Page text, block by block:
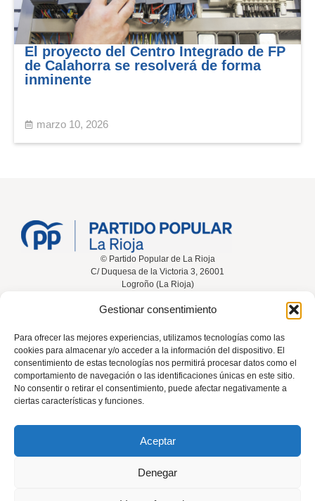
Gestionar consentimiento
Para ofrecer las mejores experiencias, utilizamos tecnologías como las
cookies para almacenar y/o acceder a la información del dispositivo. El
consentimiento de estas tecnologías nos permitirá procesar datos como el
comportamiento de navegación o las identificaciones únicas en este sitio.
No consentir o retirar el consentimiento, puede afectar negativamente a
ciertas características y funciones.
Aceptar
Denegar
El proyecto del Centro Integrado de FP
de Calahorra se resolverá de forma
inminente
marzo 10, 2026
© Partido Popular de La Rioja
C/ Duquesa de la Victoria 3, 26001
Logroño (La Rioja)
Participa Contacta
rioja@pp.es